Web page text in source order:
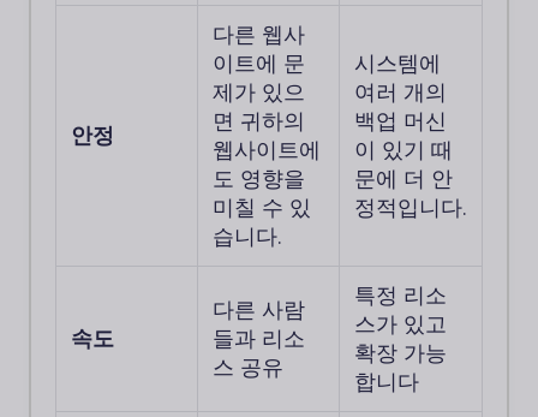
안정
다른 웹사
이트에 문
제가 있으
면 귀하의
웹사이트에
도 영향을
미칠 수 있
습니다.
시스템에
여러 개의
백업 머신
이 있기 때
문에 더 안
정적입니다.
속도
다른 사람
들과 리소
스 공유
특정 리소
스가 있고
확장 가능
합니다